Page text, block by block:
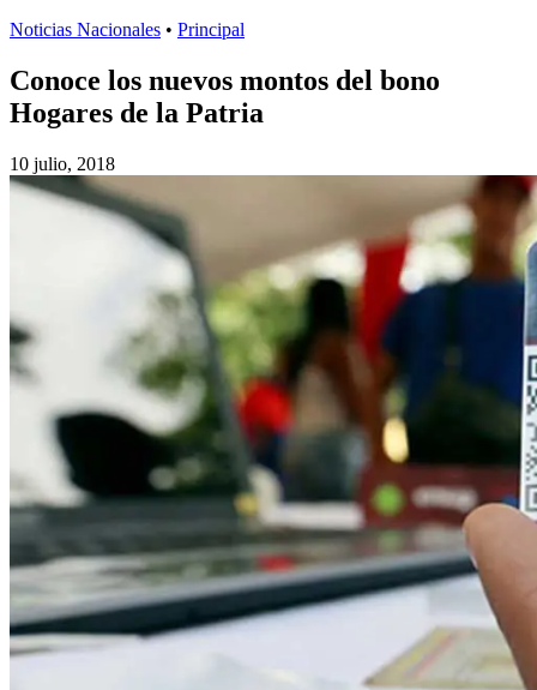
Noticias Nacionales • Principal
Conoce los nuevos montos del bono
Hogares de la Patria
10 julio, 2018